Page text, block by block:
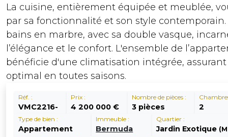
La cuisine, entièrement équipée et meublée,
par sa fonctionnalité et son style contemporain.
bains en marbre, avec sa double vasque,
l’élégance et le confort. L'ensemble de
bénéficie d'une climatisation intégrée,
optimal en toutes saisons.
Réf. :
VMC2216-
Prix :
4 200 000 €
Nombre de pièces :
3 pièces 2
Type de bien :
Appartement
Immeuble :
Bermuda
Quartier :
Jardin Exotique